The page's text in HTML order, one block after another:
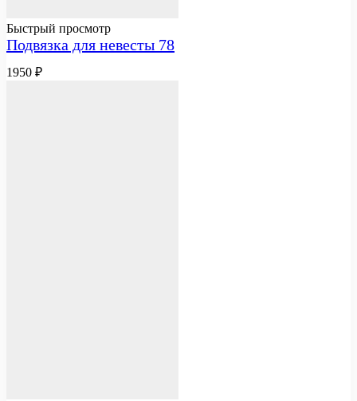
Быстрый просмотр
Подвязка для невесты 78
1950 ₽